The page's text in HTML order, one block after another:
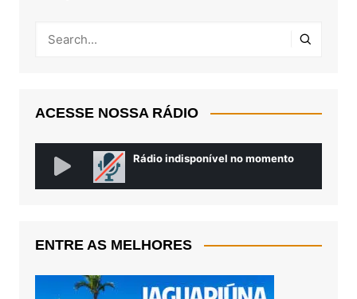
ACESSE NOSSA RÁDIO
ENTRE AS MELHORES